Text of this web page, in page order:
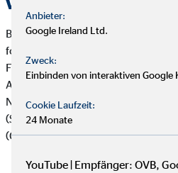
Versicherungs- und
Bei der Beratung zu
fondsgebundenen Lebens- und
Finanzanlageprodukten verfolgt
AG die folgende Strategie zur
Nachhaltigkeitsaspekten wie
(Social) und verantwortungsvolle
(Governance):
Anbieter:
Google Ireland Ltd.
Zweck:
Einbinden von interaktiven Google
Cookie Laufzeit:
24 Monate
YouTube | Empfänger: OVB,